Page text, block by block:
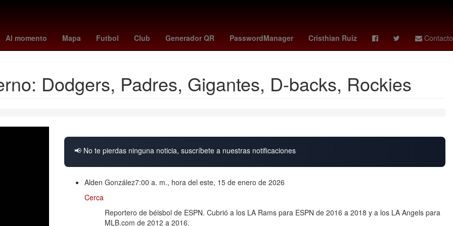
Al momento Mapa Futbol Club Generador QR PasswordManager Cristhian Ruiz Contacto
alexandra eala cyclospora que le ocurre a la secretaria kim estafa Club de Fútbol Cruz Azul tipo de cambio dolar
Dodgers, Padres, Gigantes, D-backs, Rockies
📢 No te pierdas ninguna noticia, suscríbete a nuestras notificaciones
Alden González7:00 a. m., hora del este, 15 de enero de 2026
Cerca
Reportero de béisbol de ESPN. Cubrió a los LA Rams para ESPN de 2016 a 2018 y a los LA Angels para
MLB.com de 2012 a 2016.